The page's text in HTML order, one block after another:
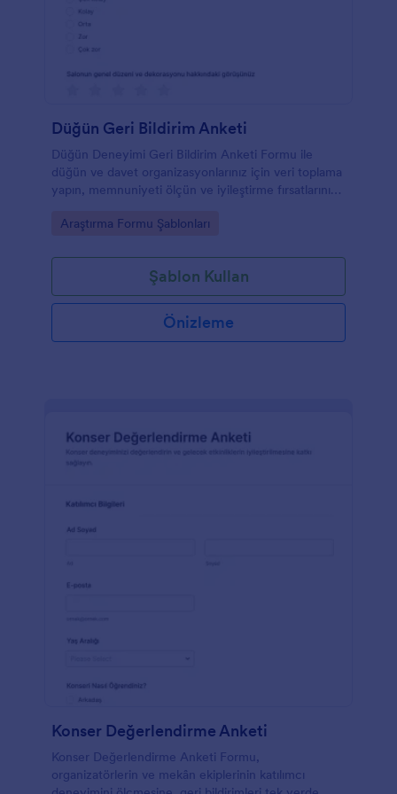
Düğün Geri Bildirim Anketi
Düğün Deneyimi Geri Bildirim Anketi Formu ile
düğün ve davet organizasyonlarınız için veri toplama
yapın, memnuniyeti ölçün ve iyileştirme fırsatlarını
Go to Category:
Araştırma Formu Şablonları
Şablon Kullan
Önizleme
Konser Değerlendirme Anketi
Konser Değerlendirme Anketi Formu,
organizatörlerin ve mekân ekiplerinin katılımcı